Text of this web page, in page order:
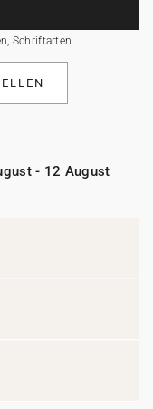
Schriftarten...
- 12 August